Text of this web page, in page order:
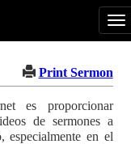
Print Sermon
es proporcionar
de sermones a
especialmente en el